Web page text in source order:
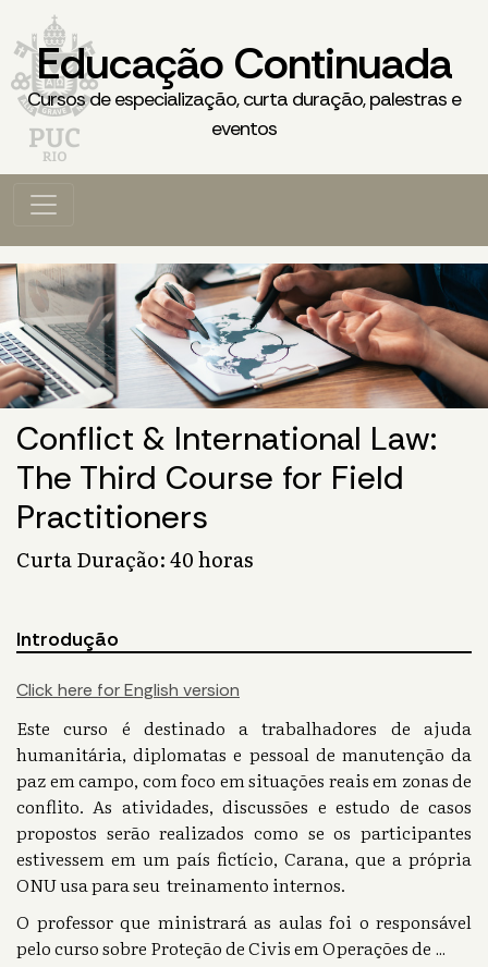
Educação Continuada
Cursos de especialização, curta duração, palestras e
eventos
Conflict & International Law:
The Third Course for Field
Practitioners
Curta Duração: 40 horas
Introdução
Click here for English version
Este curso é destinado a trabalhadores de ajuda
humanitária, diplomatas e pessoal de manutenção da
paz em campo, com foco em situações reais em zonas de
conflito. As atividades, discussões e estudo de casos
propostos serão realizados como se os participantes
estivessem em um país fictício, Carana, que a própria
ONU usa para seu treinamento internos.
O professor que ministrará as aulas foi o responsável
pelo curso sobre Proteção de Civis em Operações de ...